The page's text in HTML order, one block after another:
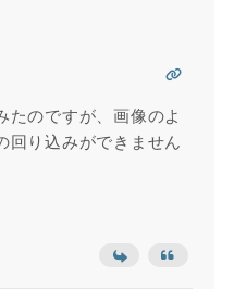
たのですが、画像のよ
回り込みができません